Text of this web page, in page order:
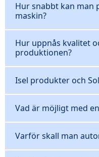
Hur snabbt kan man
maskin?
Hur uppnås kvalitet
produktionen?
Isel produkter och
Vad är möjligt med
Varför skall man